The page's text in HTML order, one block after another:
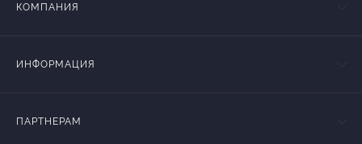
КОМПАНИЯ
ИНФОРМАЦИЯ
ПАРТНЕРАМ